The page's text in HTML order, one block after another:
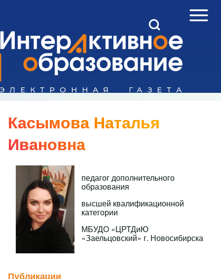
Поиск
Open Sidebar
Open Search Block
Касымова Наталья
Ивановна
педагог дополнительного
образования
высшей квалификационной
категории
МБУДО «ЦРТДиЮ
«Заельцовский» г. Новосибирска
Публикации